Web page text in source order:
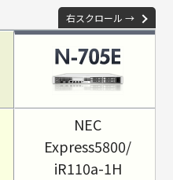
右スクロール →
NEC
Express5800/
iR110a-1H